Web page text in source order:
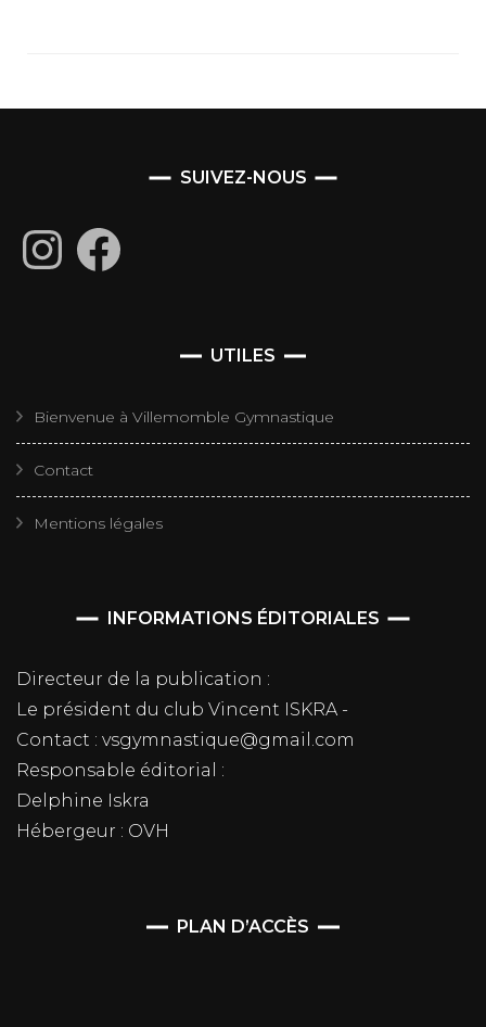
SUIVEZ-NOUS
InstagramFacebook
UTILES
Bienvenue à Villemomble Gymnastique
Contact
Mentions légales
INFORMATIONS ÉDITORIALES
Directeur de la publication :
Le président du club Vincent ISKRA -
Contact : vsgymnastique@gmail.com
Responsable éditorial :
Delphine Iskra
Hébergeur : OVH
PLAN D’ACCÈS